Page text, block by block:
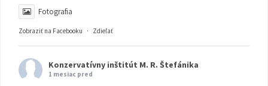
Fotografia
Zobraziť na Facebooku · Zdieľať
Konzervatívny inštitút M. R. Štefánika
1 mesiac pred